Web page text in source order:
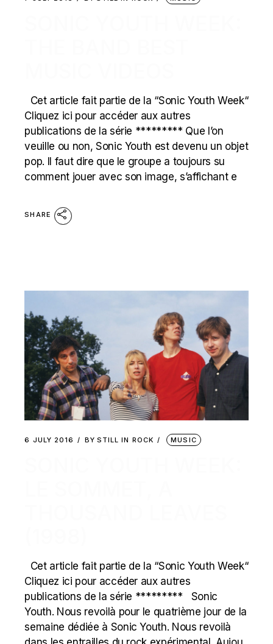
Cet article fait partie de la “Sonic Youth Week“
Cliquez ici pour accéder aux autres
publications de la série ********* Que l’on
veuille ou non, Sonic Youth est devenu un objet
pop. Il faut dire que le groupe a toujours su
comment jouer avec son image, s’affichant e
SHARE
6 JULY 2016 BY STILL IN ROCK MUSIC
Cet article fait partie de la “Sonic Youth Week“
Cliquez ici pour accéder aux autres
publications de la série ********* Sonic
Youth. Nous revoilà pour le quatrième jour de la
semaine dédiée à Sonic Youth. Nous revoilà